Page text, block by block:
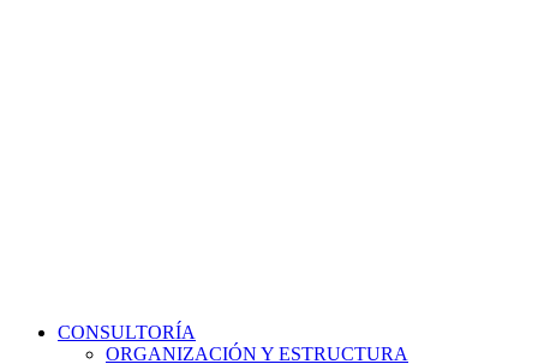
CONSULTORÍA
ORGANIZACIÓN Y ESTRUCTURA